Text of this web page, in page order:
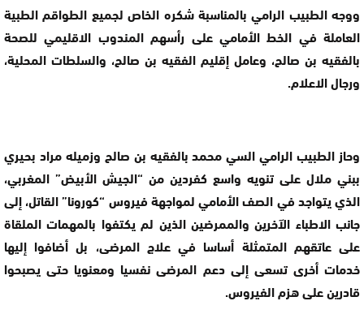
ووجه الطبيب الرامي بالمناسبة شكره الخاص لجميع الطواقم الطبية
العاملة في الخط الأمامي على رأسهم المندوب الاقليمي للصحة
بالفقيه بن صالح، وعامل إقليم الفقيه بن صالح، والسلطات المحلية،
ورجال الاعلام.
وحاز الطبيب الرامي السي محمد بالفقيه بن صالح وزميله مراد بحيري
ببني ملال على تنويه واسع كفردين من “الجيش الأبيض” المغربي،
الذي يتواجد في الصف الأمامي لمواجهة فيروس “كورونا” القاتل، إلى
جانب الاطباء الآخرين والممرضين الذين لم يكتفوا بالمهمات الملقاة
على عاتقهم المتمثلة أساسا في علاج المرضى، بل أضافوا إليها
خدمات أخرى تسعى إلى دعم المرضى نفسيا ومعنويا حتى يصبحوا
قادرين على هزم الفيروس.